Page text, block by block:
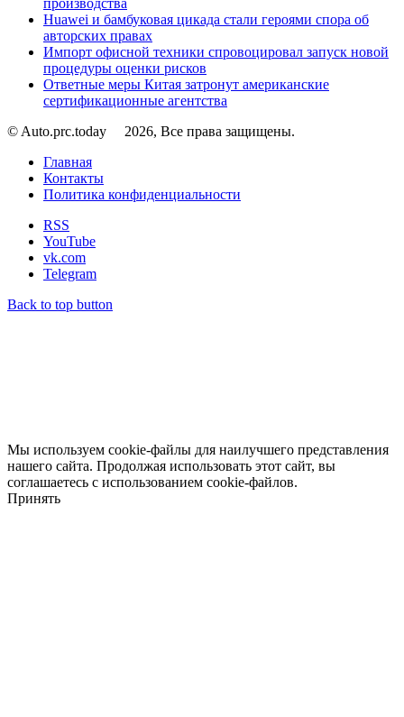
Huawei и бамбуковая цикада стали героями спора об
авторских правах
Импорт офисной техники спровоцировал запуск новой
процедуры оценки рисков
Ответные меры Китая затронут американские
сертификационные агентства
© Auto.prc.today
2026, Все права защищены.
Главная
Контакты
Политика конфиденциальности
RSS
YouTube
vk.com
Telegram
Back to top button
Мы используем cookie-файлы для наилучшего представления
нашего сайта. Продолжая использовать этот сайт, вы
соглашаетесь с использованием cookie-файлов.
Принять